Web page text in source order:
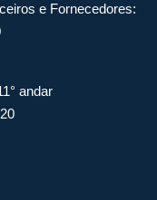
e Fornecedores:
andar